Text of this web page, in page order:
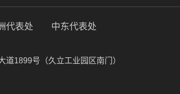
代表处 中东代表处
1899号（久立工业园区南门）